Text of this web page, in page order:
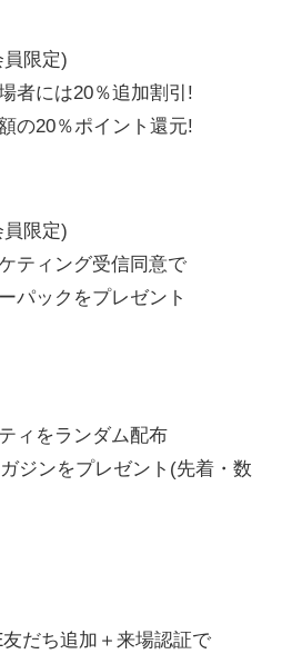
限定)
者には20％追加割引!
の20％ポイント還元!
限定)
ティング受信同意で
パックをプレゼント
ィをランダム配布
ジンをプレゼント(先着・数
だち追加＋来場認証で